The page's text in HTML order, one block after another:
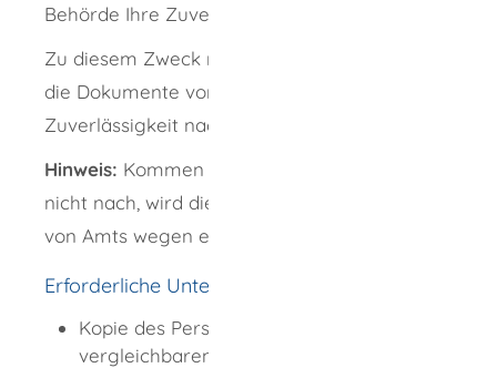
Behörde Ihre Zuverlässigkeit.
Zu diesem Zweck müssen Sie unverzüglich
die Dokumente vorlegen, die Ihre persönliche
Zuverlässigkeit nachweisen.
Hinweis: Kommen Sie dieser Verpflichtung
nicht nach, wird die Behörde diese Auskünfte
von Amts wegen einholen.
Erforderliche Unterlagen
Kopie des Personalausweises oder eines
vergleichbaren Identifikationspapiers